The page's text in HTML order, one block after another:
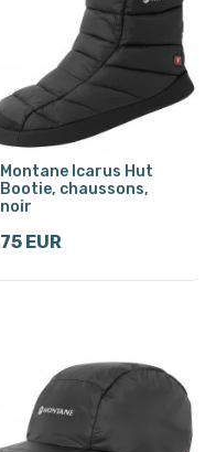
Montane Icarus Hut
Bootie, chaussons,
noir
75 EUR